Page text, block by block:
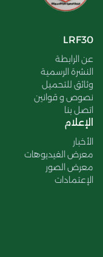
LRF30
عن الرابطة
النشرة الرسمية
وثائق للتحميل
نصوص و قوانين
اتصل بنا
الإعلام
الأخبار
معرض الفيديوهات
معرض الصور
الإعتمادات